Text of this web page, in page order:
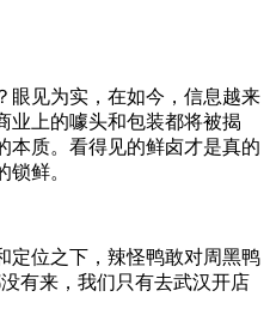
眼见为实，在如今，信息越来
业上的噱头和包装都将被揭
本质。看得见的鲜卤才是真的
鲜。
定位之下，辣怪鸭敢对周黑鸭
有来，我们只有去武汉开店